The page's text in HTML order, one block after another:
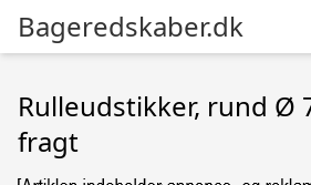
Bageredskaber.dk
Rulleudstikker, rund Ø
fragt